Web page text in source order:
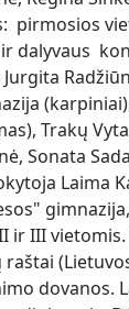
pirmosios
dalyvaus
Trakų
Sonata
Laima
ir III
dovanos.